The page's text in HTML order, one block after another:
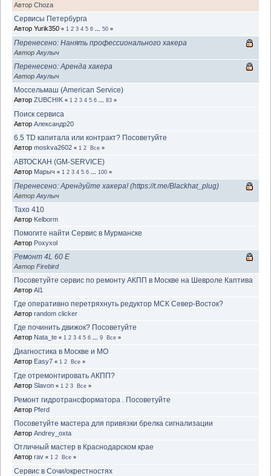
Автор Choza
Сервисы Петербурга
Автор Yurik350 « 1 2 3 4 5 6 50 »
Перенесено: Нанять профессионального хакера
Автор Акулыч
Перенесено: Аренда хакера
Автор Акулыч
Моссельмаш (American Service)
Автор ZUBCHIK « 1 2 3 4 5 6 83 »
Поиск сервиса
Автор Александр20
6.5 TD капитала или контракт? Посоветуйте
Автор moskva2602 « 1 2 Все »
АВТОСКАН (GM-SERVICE)
Автор Марыч « 1 2 3 4 5 6 100 »
Перенесено: Арендуйте хакера! (https://t.me/Blackhat_plug)
Автор Акулыч
Тахо 410
Автор Kelborm
Помогите найти Сервис в Мурманске
Автор Poxyxol
Ремонт 4L 60 E
Автор Firebird
Посоветуйте сервис по ремонту АКПП в Москве на Шевроле Каптива
Автор Al1
Где оперативно перетряхнуть редуктор МСК Север-Восток?
Автор random clicker
Где починить движок? Посоветуйте
Автор Nata_te « 1 2 3 4 5 6 9 Все »
Диагностика в Москве и МО
Автор Easy7 « 1 2 Все »
Где отремонтировать АКПП?
Автор Slavon « 1 2 3 Все »
Ремонт гидротрансформатора . Посоветуйте
Автор Pferd
Посоветуйте мастера для привязки брелка сигнализации
Автор Andrey_oxta
Отличный мастер в Краснодарском крае
Автор rav « 1 2 Все »
Сервис в Сочи/окрестностях